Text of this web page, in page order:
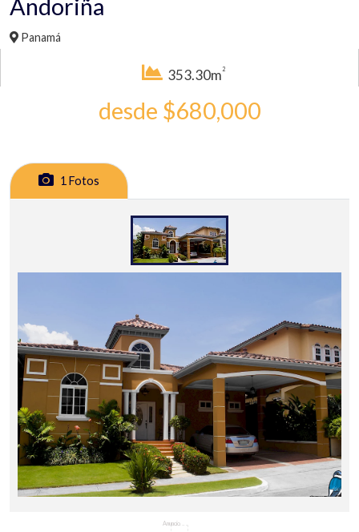
Andoriña
Panamá
353.30m 2
desde $680,000
1 Fotos
Anuncio